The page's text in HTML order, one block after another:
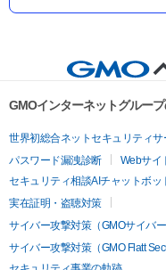
GMOインターネットグルー
世界初総合ネットセキュリティサ
パスワード漏洩診断
Webサイ
セキュリティ相談AIチャットボッ
実在証明・盗聴対策
サイバー攻撃対策（GMOサイバ
サイバー攻撃対策（GMO Flatt